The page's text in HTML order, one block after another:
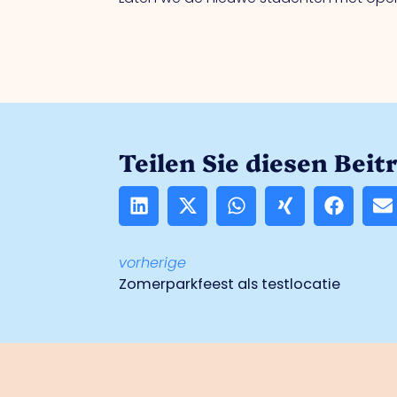
Teilen Sie diesen
vorherige
Zomerparkfeest als testlocatie